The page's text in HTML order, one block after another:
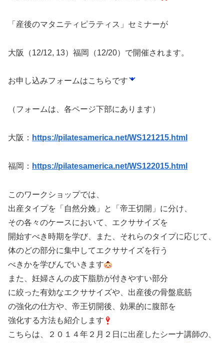
「産後のマタニティピラティス」セミナーが
大阪（12/12, 13）福岡（12/20）で開催されます。
お申し込みフォームはこちらです
（フォームは、各ページ下部にあります）
大阪： https://pilatesamerica.net/WS121215.html
福岡： https://pilatesamerica.net/WS122015.html
このワークショップでは、
出産タイプを「自然分娩」と「帝王切開」に分け、
その各々のケースにおいて、エクササイズを
開始すべき時期を学び、また、それらのタイプに応じて、
体のどの部分に集中してエクササイズを行う
べきかを学びんでいきます
また、妊婦さんの皮下脂肪が付きやすい部分
に絞った有効なエクササイズや、出産後の骨盤底筋
の強化の仕方や、帝王切開後、効果的に腹部を
強化する方法も紹介します
こちらは、２０１４年２月２日に出産したシーナ講師の、